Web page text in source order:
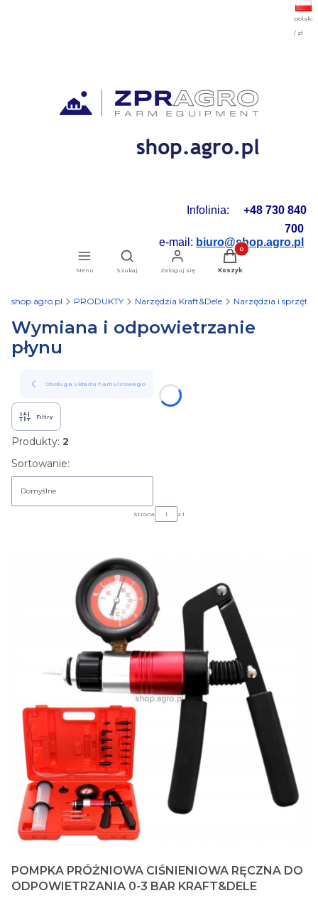
polski
/ zł
Infolinia: +48 730 840
700
e-mail: biuro@shop.agro.pl
Menu
Otwórz wyszukiwarkę
Szukaj Zaloguj się
Produkty w koszyku: 0.
Koszyk
shop.agro.pl PRODUKTY Narzędzia Kraft&Dele Narzędzia i sprzęt
Wymiana i odpowietrzanie
płynu
Obsługa układu hamulcowego
Filtry
Produkty: 2
Lista produktów
Sortowanie:
Domyślne
Strona z 1
POMPKA PRÓŻNIOWA CIŚNIENIOWA RĘCZNA DO
ODPOWIETRZANIA 0-3 BAR KRAFT&DELE